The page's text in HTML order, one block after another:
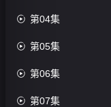
集完
0.0
 第04集
 第05集
 第06集
 第07集